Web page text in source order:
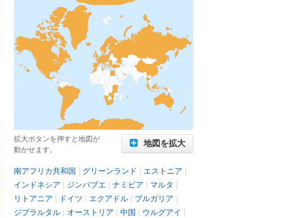
拡大ボタンを押すと地図が
動かせます。
地図を拡大
南アフリカ共和国 | グリーンランド | エストニア |
インドネシア | ジンバブエ | ナミビア | マルタ |
リトアニア | ドイツ | エクアドル | ブルガリア |
ジブラルタル | オーストリア | 中国 | ウルグアイ |